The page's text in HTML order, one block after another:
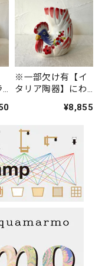
※一部欠け有【イ
タリア陶器】にわ
¥8,855